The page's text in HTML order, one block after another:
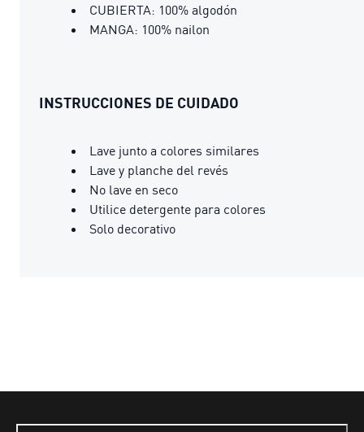
CUBIERTA: 100% algodón
MANGA: 100% nailon
INSTRUCCIONES DE CUIDADO
Lave junto a colores similares
Lave y planche del revés
No lave en seco
Utilice detergente para colores
Solo decorativo